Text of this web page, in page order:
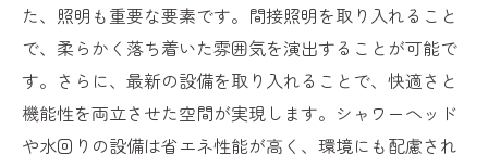
た、照明も重要な要素です。間接照明を取り入れること
で、柔らかく落ち着いた雰囲気を演出することが可能で
す。さらに、最新の設備を取り入れることで、快適さと
機能性を両立させた空間が実現します。シャワーヘッド
や水回りの設備は省エネ性能が高く、環境にも配慮され